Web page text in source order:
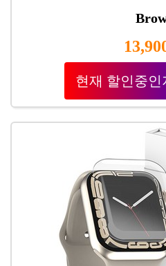
현재 할인중인